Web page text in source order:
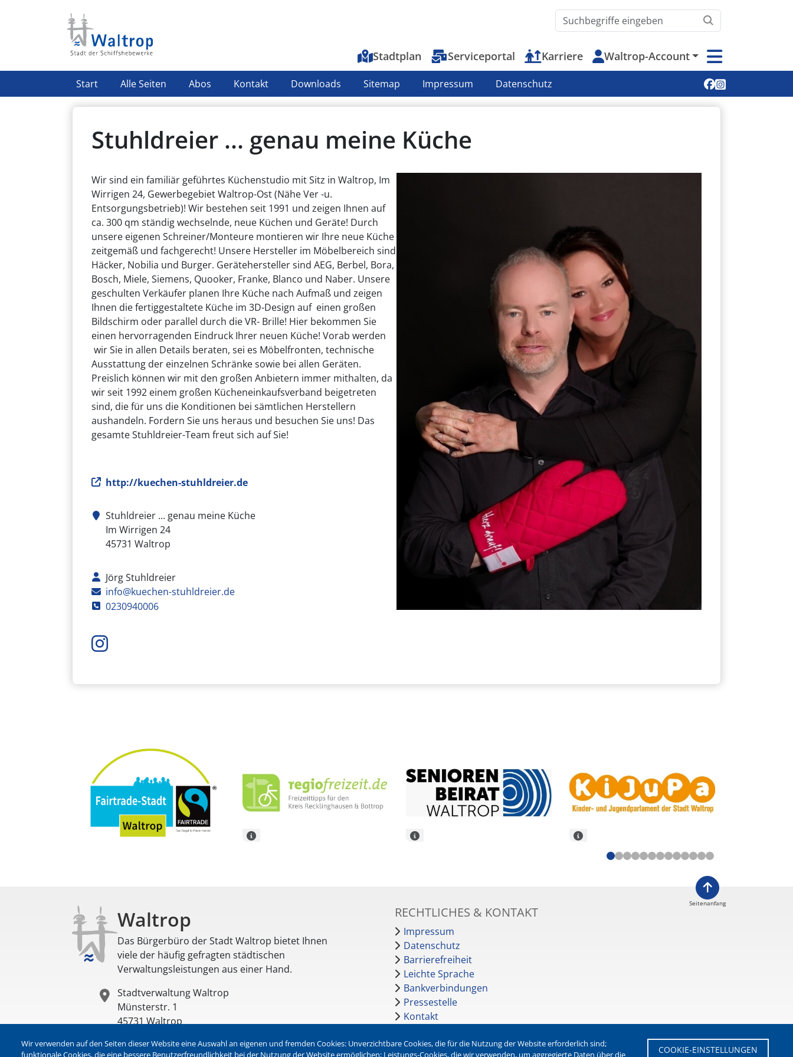
Waltrop.de durchsuchen
Top-Menu
Stadtplan Serviceportal Karriere Waltrop-Account
Highlight Menü
Start Alle Seiten Abos Kontakt Downloads Sitemap Impressum Datenschutz Soziale Medien
Stuhldreier ... genau meine Küche
Wir sind ein familiär geführtes Küchenstudio mit Sitz in Waltrop, Im
Wirrigen 24, Gewerbegebiet Waltrop-Ost (Nähe Ver -u.
Entsorgungsbetrieb)! Wir bestehen seit 1991 und zeigen Ihnen auf
ca. 300 qm ständig wechselnde, neue Küchen und Geräte! Durch
unsere eigenen Schreiner/Monteure montieren wir Ihre neue Küche
zeitgemäß und fachgerecht! Unsere Hersteller im Möbelbereich sind
Häcker, Nobilia und Burger. Gerätehersteller sind AEG, Berbel, Bora,
Bosch, Miele, Siemens, Quooker, Franke, Blanco und Naber. Unsere
geschulten Verkäufer planen Ihre Küche nach Aufmaß und zeigen
Ihnen die fertiggestaltete Küche im 3D-Design auf einen großen
Bildschirm oder parallel durch die VR- Brille! Hier bekommen Sie
einen hervorragenden Eindruck Ihrer neuen Küche! Vorab werden
wir Sie in allen Details beraten, sei es Möbelfronten, technische
Ausstattung der einzelnen Schränke sowie bei allen Geräten.
Preislich können wir mit den großen Anbietern immer mithalten, da
wir seit 1992 einem großen Kücheneinkaufsverband beigetreten
sind, die für uns die Konditionen bei sämtlichen Herstellern
aushandeln. Fordern Sie uns heraus und besuchen Sie uns! Das
gesamte Stuhldreier-Team freut sich auf Sie!
Webseite
http://kuechen-stuhldreier.de
Stuhldreier ... genau meine Küche
Adresse
Im Wirrigen 24
45731 Waltrop
Kontaktperson
Jörg Stuhldreier
E-Mailinfo@kuechen-stuhldreier.de
Telefon
0230940006
Waltrop
Das Bürgerbüro der Stadt Waltrop bietet Ihnen
viele der häufig gefragten städtischen
Verwaltungsleistungen aus einer Hand.
Stadtverwaltung Waltrop
Münsterstr. 1
45731Waltrop
RECHTLICHES & KONTAKT
Impressum
Datenschutz
Barrierefreiheit
Leichte Sprache
Bankverbindungen
Pressestelle
Kontakt
NEWSLETTER
Seitenanfang
Wir verwenden auf den Seiten dieser Website eine Auswahl an eigenen und fremden Cookies: Unverzichtbare Cookies, die für die Nutzung der Website erforderlich sind;
funktionale Cookies, die eine bessere Benutzerfreundlichkeit bei der Nutzung der Website ermöglichen; Leistungs-Cookies, die wir verwenden, um aggregierte Daten über die
COOKIE-EINSTELLUNGEN